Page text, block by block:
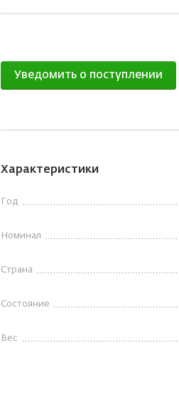
Уведомить о поступлении
Характеристики
Год
Номинал
Страна
Состояние
Вес